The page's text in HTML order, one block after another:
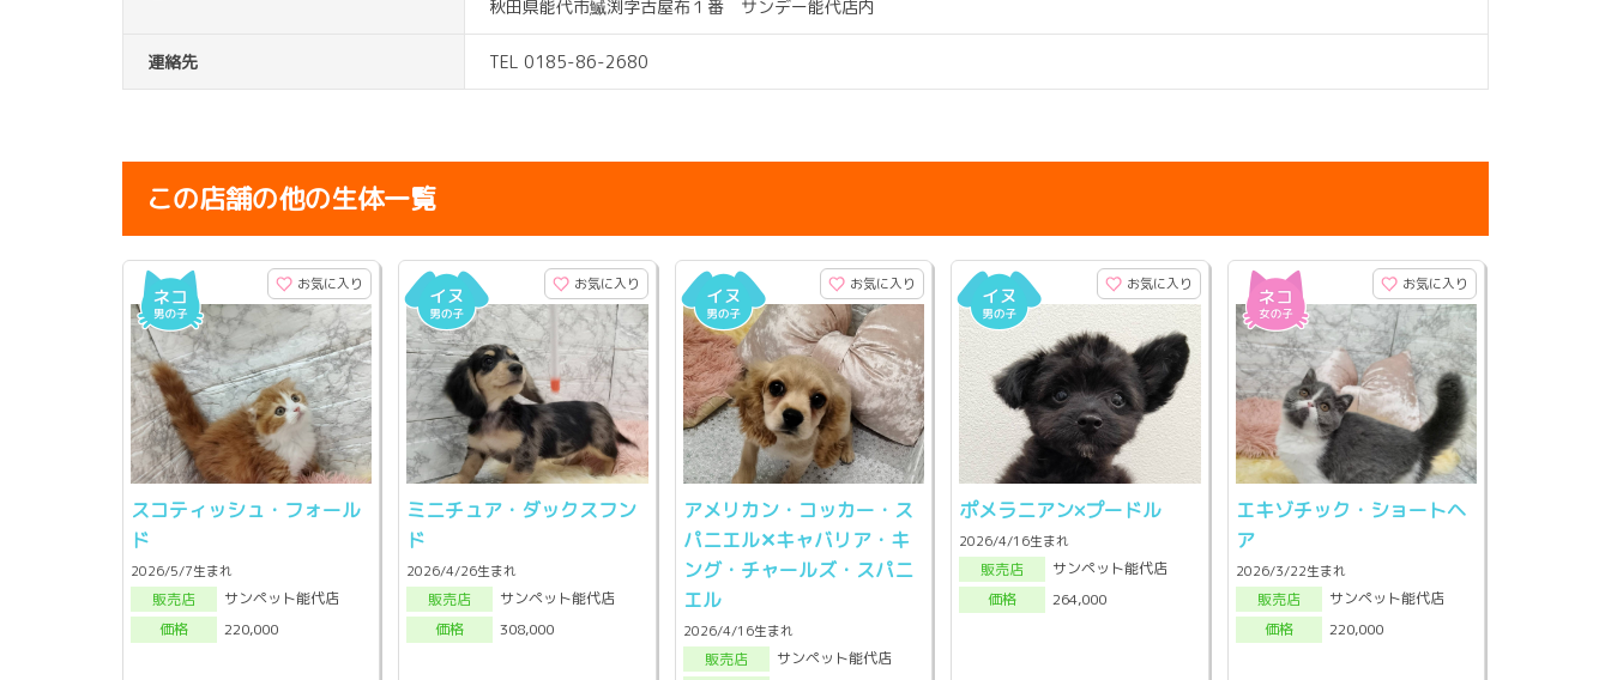
秋田県能代市鰄渕字古屋布１番 サンデー能代店内
連絡先 TEL 0185-86-2680
この店舗の他の生体一覧
お気に入り
スコティッシュ・フォール
ド
2026/5/7生まれ
販売店
サンペット能代店
価格
220,000
お気に入り
ミニチュア・ダックスフン
ド
2026/4/26生まれ
販売店
サンペット能代店
価格
308,000
お気に入り
アメリカン・コッカー・ス
パニエル✕キャバリア・キ
ング・チャールズ・スパニ
エル
2026/4/16生まれ
販売店
サンペット能代店
お気に入り
ポメラニアン×プードル
2026/4/16生まれ
販売店
サンペット能代店
価格
264,000
お気に入り
エキゾチック・ショートヘ
ア
2026/3/22生まれ
販売店
サンペット能代店
価格
220,000